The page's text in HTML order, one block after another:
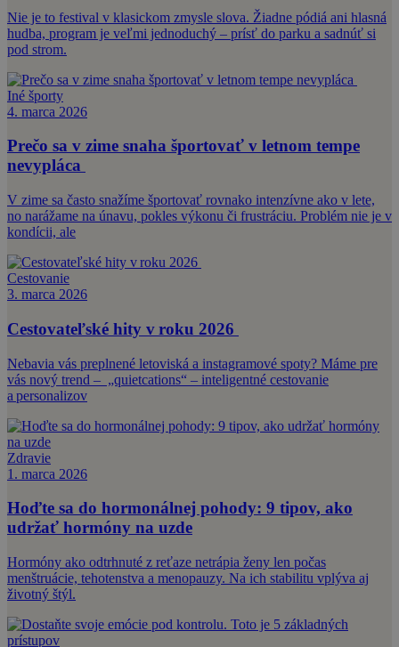
Nie je to festival v klasickom zmysle slova. Žiadne pódiá ani hlasná
hudba, program je veľmi jednoduchý – prísť do parku a sadnúť si
pod strom.
Iné športy
4. marca 2026
Prečo sa v zime snaha športovať v letnom tempe
nevypláca
V zime sa často snažíme športovať rovnako intenzívne ako v lete,
no narážame na únavu, pokles výkonu či frustráciu. Problém nie je v
kondícii, ale
Cestovanie
3. marca 2026
Cestovateľské hity v roku 2026
Nebavia vás preplnené letoviská a instagramové spoty? Máme pre
vás nový trend – „quietcations“ – inteligentné cestovanie
a personalizov
Zdravie
1. marca 2026
Hoďte sa do hormonálnej pohody: 9 tipov, ako
udržať hormóny na uzde
Hormóny ako odtrhnuté z reťaze netrápia ženy len počas
menštruácie, tehotenstva a menopauzy. Na ich stabilitu vplýva aj
životný štýl.